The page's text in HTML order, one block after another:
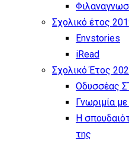
Σχολικό έτος
Envstories
iRead
Σχολικό Έτος
Οδυσσέας
Γνωριμία
Η
της